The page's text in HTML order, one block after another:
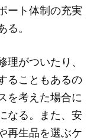
ート体制の充実
。
がついたり、
ることもあるの
を考えた場合に
なる。また、安
再生品を選ぶケ